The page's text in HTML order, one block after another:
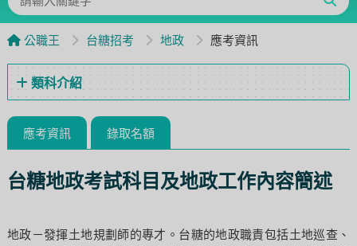
公職王 台糖招考 地政 應考資訊
類科介紹
應考資訊 錄取名額
台糖地政考試科目及地政工作內容簡述
地政－發揮土地規劃師的專才。台糖的地政職責包括土地巡查、